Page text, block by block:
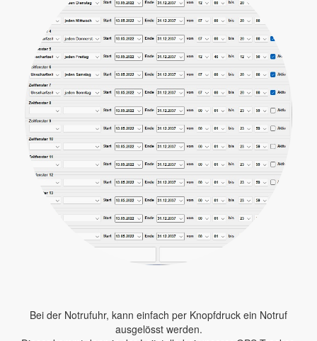
Bei der Notrufuhr, kann einfach per Knopfdruck ein Notruf
ausgelösst werden.